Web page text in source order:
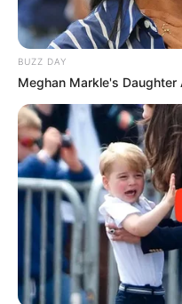
Fonte:lardecoramado
Essa é uma outra
sendo reciclável. As
possuem um formato
embalagens bem
bem e revestir
BUZZ DAY
Meghan Markle's